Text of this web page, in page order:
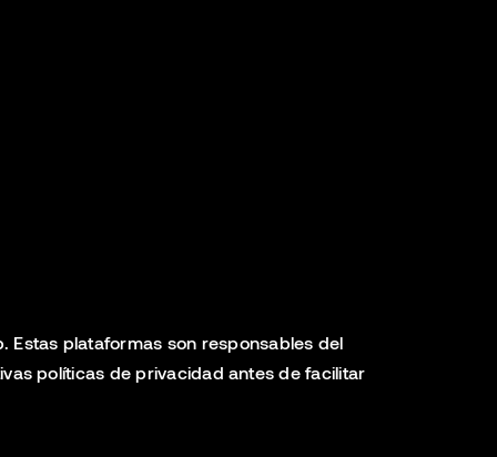
plataformas son responsables del
políticas de privacidad antes de facilitar